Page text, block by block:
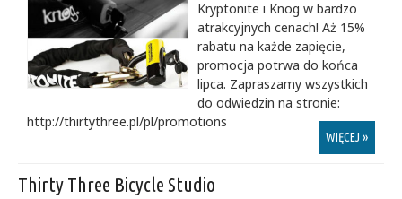
Kryptonite i Knog w bardzo
atrakcyjnych cenach! Aż 15%
rabatu na każde zapięcie,
promocja potrwa do końca
lipca. Zapraszamy wszystkich
do odwiedzin na stronie:
http://thirtythree.pl/pl/promotions
WIĘCEJ »
Thirty Three Bicycle Studio